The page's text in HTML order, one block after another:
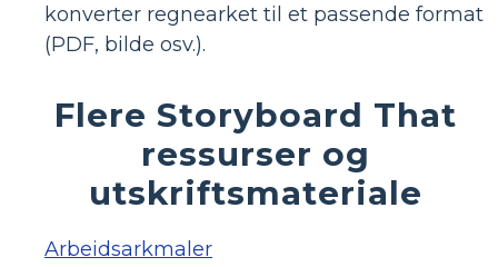
konverter regnearket til et passende format
(PDF, bilde osv.).
Flere Storyboard That
ressurser og
utskriftsmateriale
Arbeidsarkmaler